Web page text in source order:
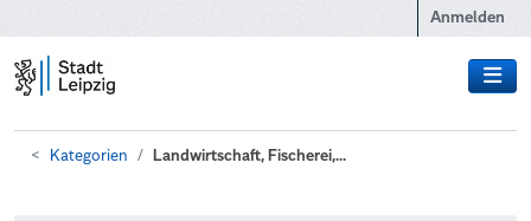
Anmelden
Kategorien Landwirtschaft, Fischerei,...